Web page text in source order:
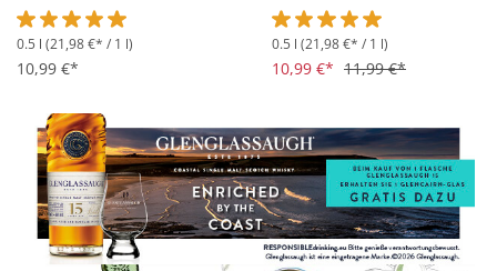
Durchschnittliche Bewertung von 5 von 5 Sternen
0.5 l (21,98 €* / 1 l)
10,99 €*
Durchschnittliche
0.5 l (21,98 €* / 1 l)
10,99 €* 11,99 €*